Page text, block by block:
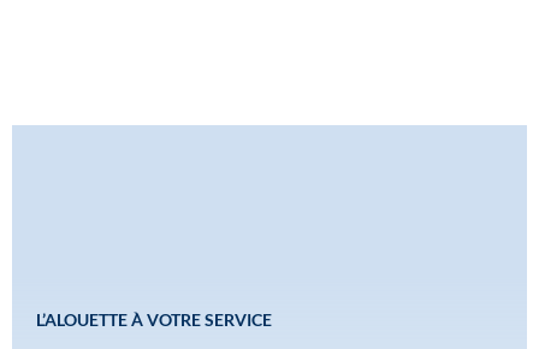
L’ALOUETTE À VOTRE SERVICE